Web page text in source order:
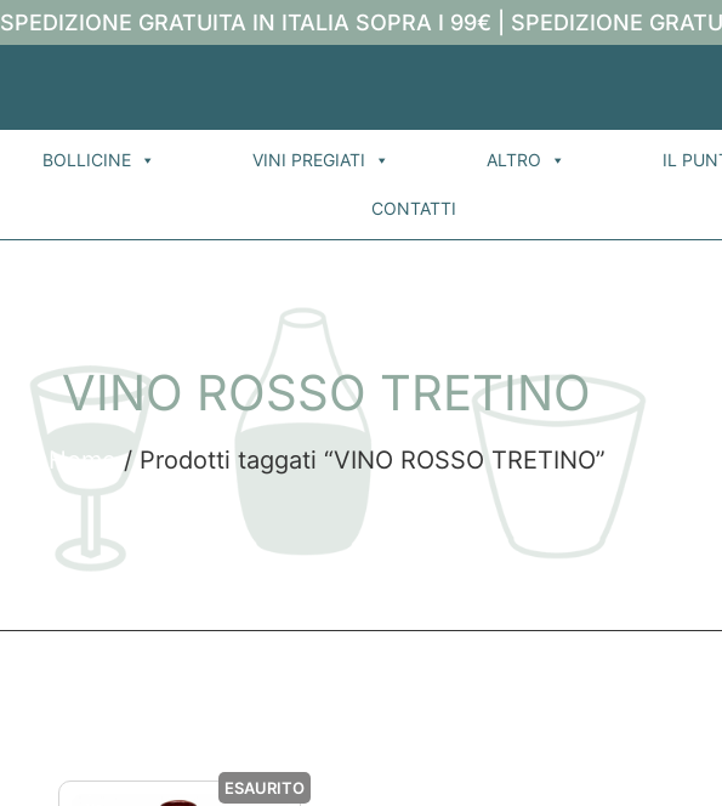
SPEDIZIONE GRATUITA IN ITALIA SOPRA I 99€ | SPEDIZIONE
BOLLICINE VINI PREGIATI ALTRO IL
CONTATTI
VINO ROSSO TRETINO
Home/ Prodotti taggati “VINO ROSSO TRETINO”
ESAURITO